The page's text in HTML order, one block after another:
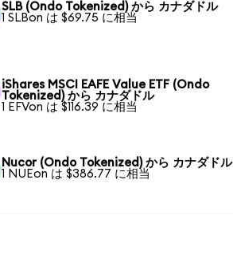
SLB (Ondo Tokenized) から カナダドル
1 SLBon は $69.75 に相当
iShares MSCI EAFE Value ETF (Ondo
Tokenized) から カナダドル
1 EFVon は $116.39 に相当
Nucor (Ondo Tokenized) から カナダドル
1 NUEon は $386.77 に相当